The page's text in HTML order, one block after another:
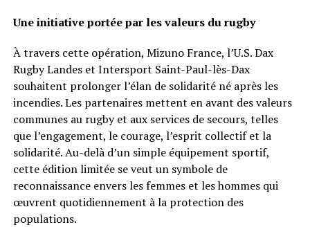
Une initiative portée par les valeurs du rugby
À travers cette opération, Mizuno France, l’U.S. Dax
Rugby Landes et Intersport Saint-Paul-lès-Dax
souhaitent prolonger l’élan de solidarité né après les
incendies. Les partenaires mettent en avant des valeurs
communes au rugby et aux services de secours, telles
que l’engagement, le courage, l’esprit collectif et la
solidarité. Au-delà d’un simple équipement sportif,
cette édition limitée se veut un symbole de
reconnaissance envers les femmes et les hommes qui
œuvrent quotidiennement à la protection des
populations.